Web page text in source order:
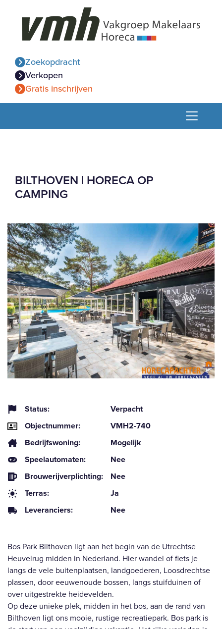
Zoekopdracht
Verkopen
Gratis inschrijven
BILTHOVEN | HORECA OP
CAMPING
Status:
Verpacht
Objectnummer:
VMH2-740
Bedrijfswoning:
Mogelijk
Speelautomaten:
Nee
Brouwerijverplichting:
Nee
Terras:
Ja
Leveranciers:
Nee
Bos Park Bilthoven ligt aan het begin van de Utrechtse
Heuvelrug midden in Nederland. Hier wandel of fiets je
langs de vele buitenplaatsen, landgoederen, Loosdrechtse
plassen, door eeuwenoude bossen, langs stuifduinen of
over uitgestrekte heidevelden.
Op deze unieke plek, midden in het bos, aan de rand van
Bilthoven ligt ons mooie, rustige recreatiepark. Bos park is